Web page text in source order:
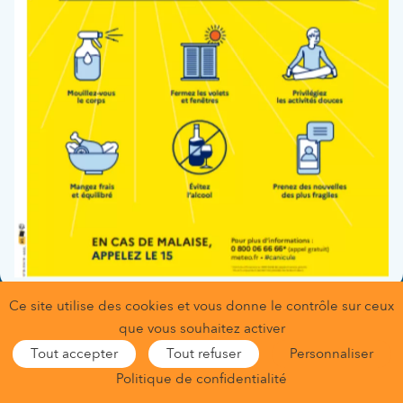
Fonction :Pédiatre
Service(s) :Pédiatrie
Gestion des données personnelles
Conditions générales d’utilisationMentions légales
Gestion des cookies Nous contacterNous trouver
Ce site utilise des cookies et vous donne le contrôle sur ceux
que vous souhaitez activer
Tout accepter
Tout refuser
Personnaliser
Politique de confidentialité